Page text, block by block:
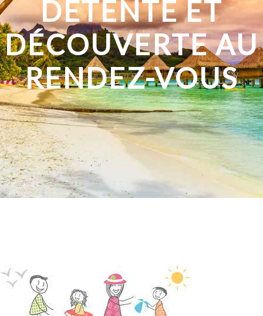
DÉTENTE ET
DÉCOUVERTE AU
RENDEZ-VOUS